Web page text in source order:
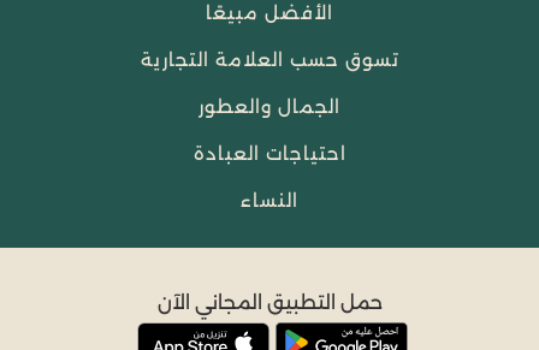
الأفضل مبيعًا
تسوق حسب العلامة التجارية
الجمال والعطور
احتياجات العبادة
النساء
حمل التطبيق المجاني الآن